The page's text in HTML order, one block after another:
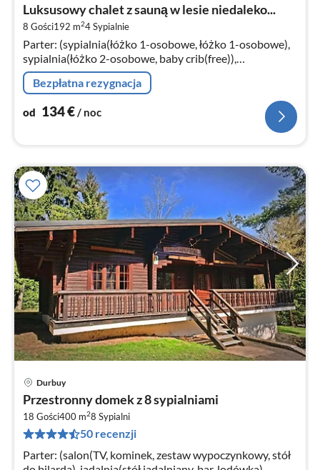
Luksusowy chalet z sauną w lesie niedaleko...
8 Gości192 m24Sypialnie
Parter: (sypialnia(łóżko 1-osobowe, łóżko 1-osobowe),
sypialnia(łóżko 2-osobowe, baby crib(free)),
sypialnia(łóżko piętrowe), łazienka(prysznic, umywalka,
umywalka, toaleta)
Bezpłatna rezygnacja
od 134€ / noc
Durbuy
Przestronny domek z 8 sypialniami
18 Gości400 m28 Sypialni
50 recenzji
Parter: (salon(TV, kominek, zestaw wypoczynkowy, stół